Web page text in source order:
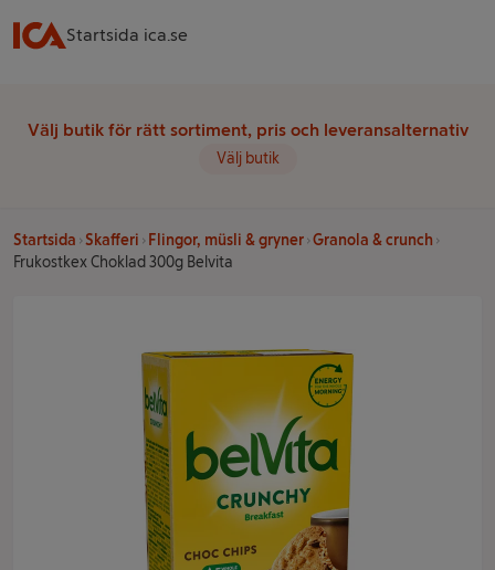
Startsida ica.se
Välj butik för rätt sortiment, pris och leveransalternativ
Välj butik
Startsida Skafferi Flingor, müsli & gryner Granola & crunch
Frukostkex Choklad 300g Belvita